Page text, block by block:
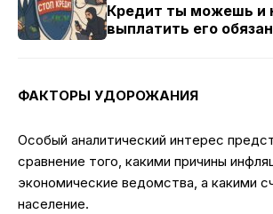
Кредит ты можешь и
выплатить его
ФАКТОРЫ УДОРОЖАНИЯ
Особый аналитический интерес
сравнение того, какими причины
экономические ведомства, а какими
население.